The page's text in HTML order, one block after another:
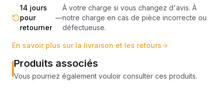
14 jours
pour
retourner
—
À votre charge si vous changez d'avis. À
notre charge en cas de pièce incorrecte ou
défectueuse.
En savoir plus sur la livraison et les retours
Produits associés
Vous pourriez également vouloir consulter ces produits.